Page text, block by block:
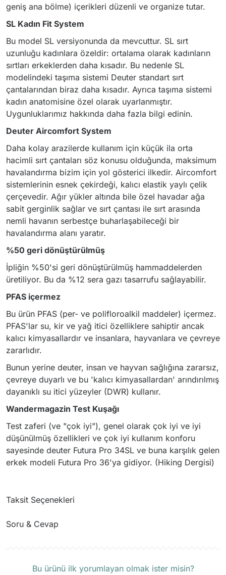
geniş ana bölme) içerikleri düzenli ve organize tutar.
SL Kadın Fit System
Bu model SL versiyonunda da mevcuttur. SL sırt
uzunluğu kadınlara özeldir: ortalama olarak kadınların
sırtları erkeklerden daha kısadır. Bu nedenle SL
modelindeki taşıma sistemi Deuter standart sırt
çantalarından biraz daha kısadır. Ayrıca taşıma sistemi
kadın anatomisine özel olarak uyarlanmıştır.
Uygunluklarımız hakkında daha fazla bilgi edinin.
Deuter Aircomfort System
Daha kolay arazilerde kullanım için küçük ila orta
hacimli sırt çantaları söz konusu olduğunda, maksimum
havalandırma bizim için yol gösterici ilkedir. Aircomfort
sistemlerinin esnek çekirdeği, kalıcı elastik yaylı çelik
çerçevedir. Ağır yükler altında bile özel havadar ağa
sabit gerginlik sağlar ve sırt çantası ile sırt arasında
nemli havanın serbestçe buharlaşabileceği bir
havalandırma alanı yaratır.
%50 geri dönüştürülmüş
İpliğin %50'si geri dönüştürülmüş hammaddelerden
üretiliyor. Bu da %12 sera gazı tasarrufu sağlayabilir.
PFAS içermez
Bu ürün PFAS (per- ve polifloroalkil maddeler) içermez.
PFAS'lar su, kir ve yağ itici özelliklere sahiptir ancak
kalıcı kimyasallardır ve insanlara, hayvanlara ve çevreye
zararlıdır.
Bunun yerine deuter, insan ve hayvan sağlığına zararsız,
çevreye duyarlı ve bu 'kalıcı kimyasallardan' arındırılmış
dayanıklı su itici yüzeyler (DWR) kullanır.
Wandermagazin Test Kuşağı
Test zaferi (ve "çok iyi"), genel olarak çok iyi ve iyi
düşünülmüş özellikleri ve çok iyi kullanım konforu
sayesinde deuter Futura Pro 34SL ve buna karşılık gelen
erkek modeli Futura Pro 36'ya gidiyor. (Hiking Dergisi)
Taksit Seçenekleri
Soru & Cevap
Bu ürünü ilk yorumlayan olmak ister misin?